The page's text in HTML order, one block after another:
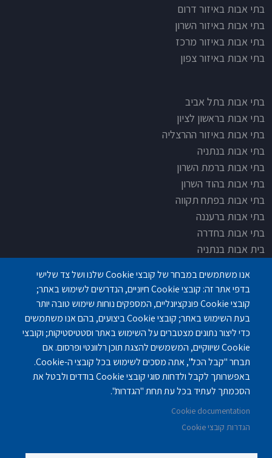
בתי אבות באיזור דרום
בתי אבות באיזור השרון
בתי אבות באיזור מרכז
בתי אבות באיזור צפון
בתי אבות בתל אביב
בתי אבות בראשון לציון
בתי אבות באיזור ההרצליה
בתי אבות בנתניה
בתי אבות ברמת השרון
בתי אבות בהוד השרון
בתי אבות בפתח תקווה
בתי אבות ברעננה
בתי אבות בחדרה
בית אבות בנתניה
בית אבות בפתח תקוה
בית בלב כפר סבא
בית אבות בחיפה
פנחס לבון 18 ,לב יסמין, קומה-2, נתניה
077-5420695
אנו משתמשים במבחר של קובצי Cookie שלנו ושל צד שלישי
בדפי אתר זה: קובצי Cookie חיוניים, הנדרשים לשימוש באתר;
קובצי Cookie פונקציונליים, המספקים נוחות שימוש טובה יותר
בעת השימוש באתר; קובצי Cookie ביצועים, בהם אנו משתמשים
כדי ליצור נתונים מצטברים על השימוש באתר וסטטיסטיקות; וקובצי
Cookie שיווקיים, המשמשים להצגת תוכן רלוונטי ופרסום. אם
תבחר "קבל הכל", אתה מסכים לשימוש בכל קובצי ה-Cookie.
באפשרותך לקבל ולדחות סוגי קובצי Cookie בודדים ולבטל את
הסכמתך לעתיד בכל עת תחת "הגדרות".
Cookie documentation
הגדרות קובצי Cookie